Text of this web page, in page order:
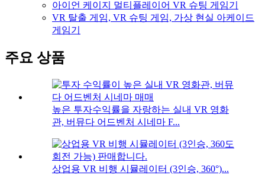
아이언 케이지 멀티플레이어 VR 슈팅 게임기
VR 탈출 게임, VR 슈팅 게임, 가상 현실 아케이드
게임기
주요 상품
높은 투자수익률을 자랑하는 실내 VR 영화
관, 버뮤다 어드벤처 시네마 F...
상업용 VR 비행 시뮬레이터 (3인승, 360°)...